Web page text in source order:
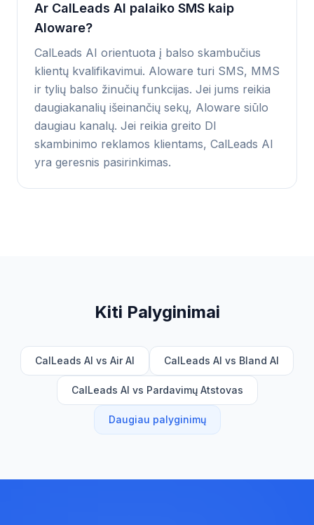
Ar CalLeads AI palaiko SMS kaip
Aloware?
CalLeads AI orientuota į balso skambučius
klientų kvalifikavimui. Aloware turi SMS, MMS
ir tylių balso žinučių funkcijas. Jei jums reikia
daugiakanalių išeinančių sekų, Aloware siūlo
daugiau kanalų. Jei reikia greito DI
skambinimo reklamos klientams, CalLeads AI
yra geresnis pasirinkimas.
Kiti Palyginimai
CalLeads AI vs Air AI CalLeads AI vs Bland AI
CalLeads AI vs Pardavimų Atstovas
Daugiau palyginimų